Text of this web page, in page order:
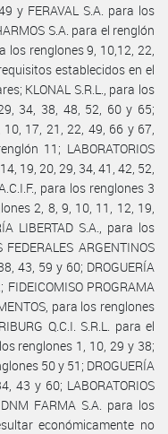
y FERAVAL S.A. para los
S.A. para el renglón
los renglones 9, 10,12, 22,
establecidos en el
KLONAL S.R.L., para los
34, 38, 48, 52, 60 y 65;
17, 21, 22, 49, 66 y 67,
11; LABORATORIOS
19, 20, 29, 34, 41, 42, 52,
para los renglones 3
2, 8, 9, 10, 11, 12, 19,
LIBERTAD S.A., para los
ARGENTINOS
43, 59 y 60; DROGUERÍA
PROGRAMA
para los renglones
Q.C.I. S.R.L. para el
renglones 1, 10, 29 y 38;
50 y 51; DROGUERÍA
43 y 60; LABORATORIOS
FARMA S.A. para los
económicamente no